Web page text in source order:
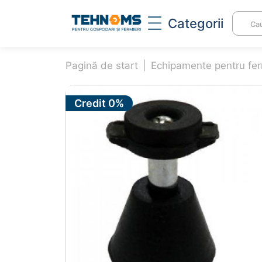
Categorii
GRANULATOARE FURAJE
Granulatoare
Matrice și role
granulatoare
TOCATOARE DE FURAJE ȘI
Tocator pentru furaje
Zdrobitoare electrică
rădăcinoase
Moară de cereale
Amestecător furaje
Pagină de start Echipamente pentru
Credit 0%